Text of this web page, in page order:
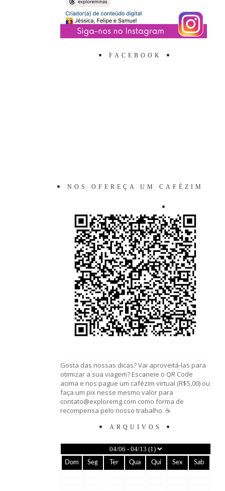
FACEBOOK
NOS OFEREÇA UM CAFÉZIM
Gosta das nossas dicas? Vai aproveitá-las para
otimizar a sua viagem? Escaneie o QR Code
acima e nos pague um cafézim virtual (R$5,00) ou
faça um pix nesse mesmo valor para
contato@exploremg.com como forma de
recompensa pelo nosso trabalho. ☕️
ARQUIVOS
Dom Seg Ter Qua Qui Sex Sab